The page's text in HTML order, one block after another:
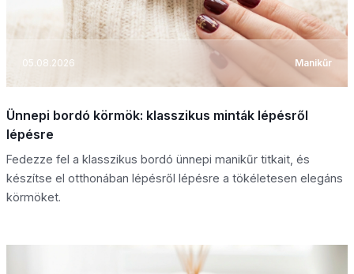
05.08.2026 Manikűr
Ünnepi bordó körmök: klasszikus minták lépésről
lépésre
Fedezze fel a klasszikus bordó ünnepi manikűr titkait, és
készítse el otthonában lépésről lépésre a tökéletesen elegáns
körmöket.